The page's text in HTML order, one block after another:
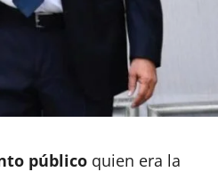
público quien era la